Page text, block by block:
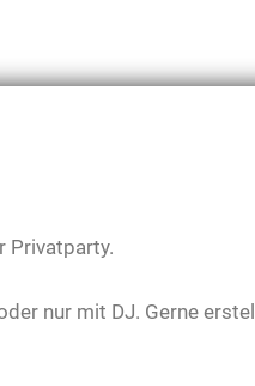
Privatparty.
nur mit DJ. Gerne